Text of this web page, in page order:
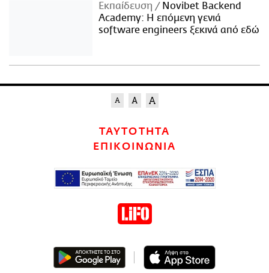
Εκπαίδευση
Novibet Backend
Academy: Η επόμενη γενιά
software engineers ξεκινά από εδώ
ΤΑΥΤΟΤΗΤΑ
ΕΠΙΚΟΙΝΩΝΙΑ